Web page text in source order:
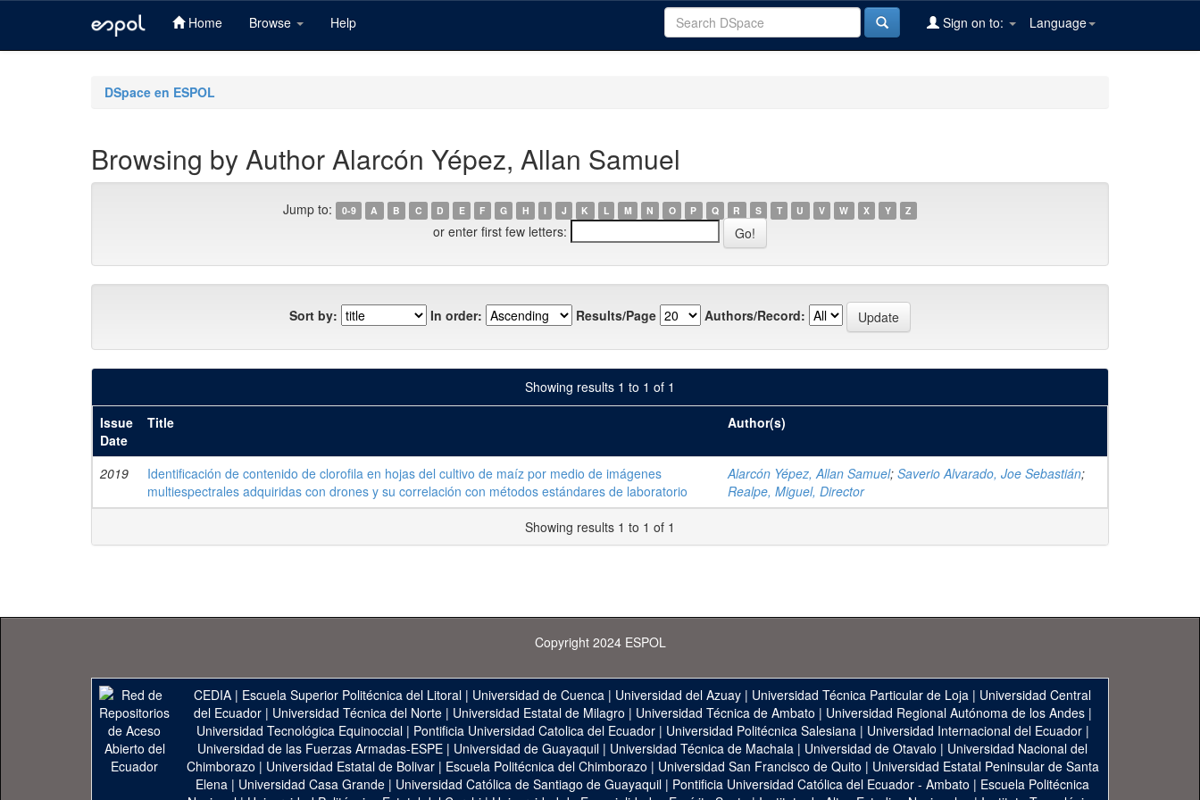
Home Browse Help Language
Sign on to:
DSpace en ESPOL
Browsing by Author Alarcón Yépez, Allan Samuel
Jump to: 0-9 A B C D E F G H I J K L M N O P Q R S T U V W X Y Z
or enter first few letters:
Sort by: In order: Results/Page Authors/Record:
Showing results 1 to 1 of 1
Issue
Date
Title Author(s)
2019
Identificación de contenido de clorofila en hojas del cultivo de maíz por medio de imágenes
multiespectrales adquiridas con drones y su correlación con métodos estándares de laboratorio
Alarcón Yépez, Allan Samuel; Saverio Alvarado, Joe Sebastián;
Realpe, Miguel, Director
Showing results 1 to 1 of 1
Copyright 2024 ESPOL
CEDIA | Escuela Superior Politécnica del Litoral | Universidad de Cuenca | Universidad del Azuay | Universidad Técnica Particular de Loja | Universidad Central
del Ecuador| Universidad Técnica del Norte| Universidad Estatal de Milagro | Universidad Técnica de Ambato | Universidad Regional Autónoma de los Andes|
Universidad Tecnológica Equinoccial| Pontificia Universidad Catolica del Ecuador| Universidad Politécnica Salesiana| Universidad Internacional del Ecuador|
Universidad de las Fuerzas Armadas-ESPE | Universidad de Guayaquil | Universidad Técnica de Machala | Universidad de Otavalo | Universidad Nacional del
Chimborazo | Universidad Estatal de Bolivar| Escuela Politécnica del Chimborazo | Universidad San Francisco de Quito | Universidad Estatal Peninsular de Santa
Elena | Universidad Casa Grande | Universidad Católica de Santiago de Guayaquil | Pontificia Universidad Católica del Ecuador - Ambato | Escuela Politécnica